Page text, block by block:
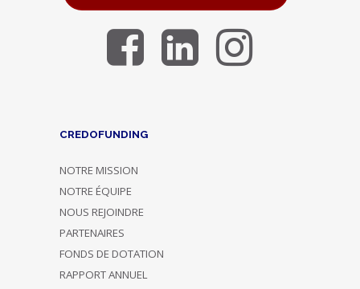
CREDOFUNDING
NOTRE MISSION
NOTRE ÉQUIPE
NOUS REJOINDRE
PARTENAIRES
FONDS DE DOTATION
RAPPORT ANNUEL